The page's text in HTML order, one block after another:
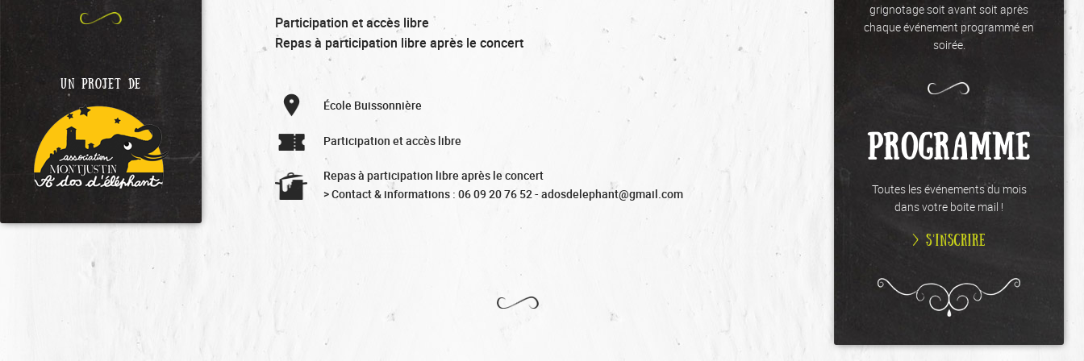
UN PROJET DE
Participation et accès libre
Repas à participation libre après le concert
École Buissonnière
Participation et accès libre
Repas à participation libre après le concert
> Contact & informations : 06 09 20 76 52 - adosdelephant@gmail.com
grignotage soit avant soit après
chaque événement programmé en
soirée.
PROGRAMME
Toutes les événements du mois
dans votre boite mail !
> S’INSCRIRE